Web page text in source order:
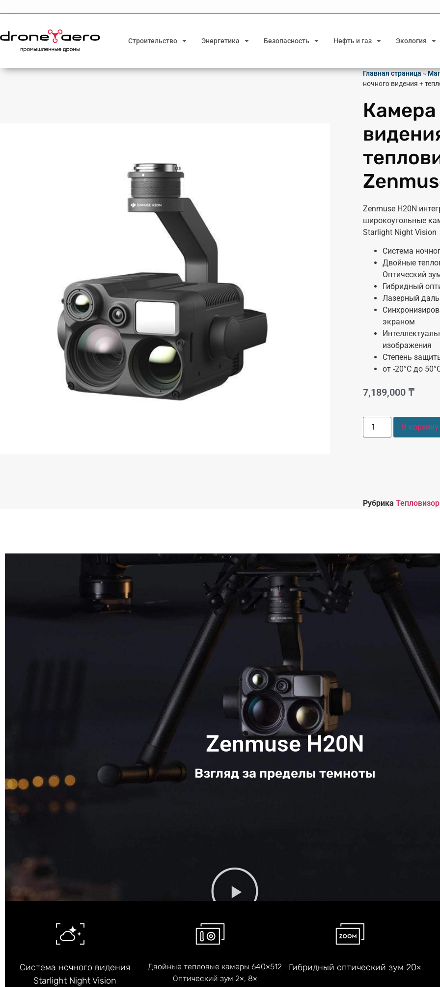
Строительство Энергетика Безопасность Нефть и газ Экология
Главная страница»
ночного видения +
Камера
Zenmuse H20N
широкоугольные
Starlight Night Vision
Система
Двойные
Оптический
Гибридный
Лазерный
экраном
изображения
Степень
от -20°C до
7,189,000 ₸
В корзину
Рубрика
Zenmuse H20N
Взгляд за пределы темноты
Система ночного видения
Starlight Night Vision
Двойные тепловые камеры 640×512
Оптический зум 2×, 8×
Гибридный оптический зум 20×